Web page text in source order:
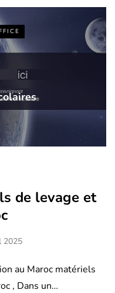
de levage et
2025
au Maroc matériels
, Dans un…